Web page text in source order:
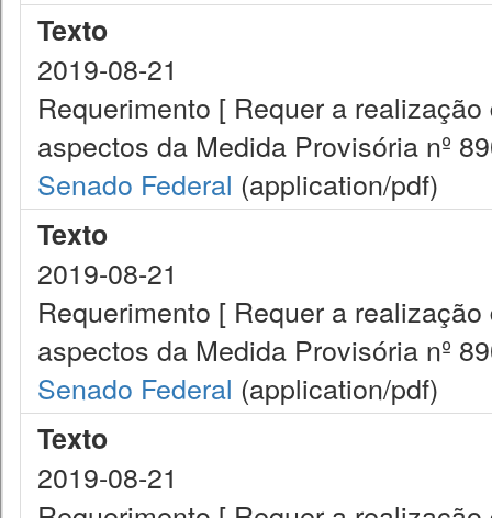
Texto
2019-08-21
Requerimento [ Requer a
aspectos da Medida Provisória nº
Senado Federal (application/pdf)
Texto
2019-08-21
Requerimento [ Requer a
aspectos da Medida Provisória nº
Senado Federal (application/pdf)
Texto
2019-08-21